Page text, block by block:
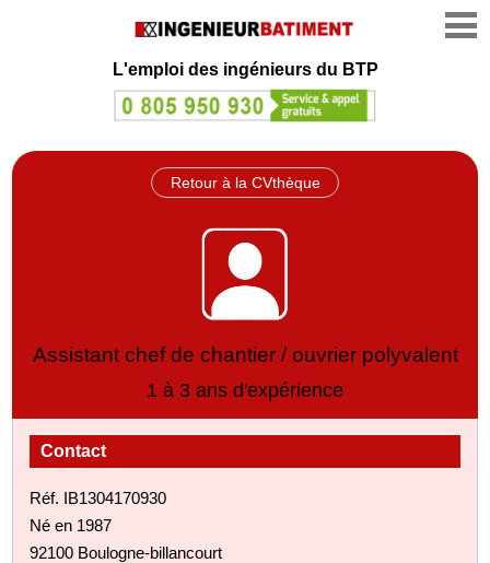
L'emploi des ingénieurs du BTP
Retour à la CVthèque
Assistant chef de chantier / ouvrier polyvalent
1 à 3 ans d'expérience
Contact
Réf. IB1304170930
Né en 1987
92100 Boulogne-billancourt